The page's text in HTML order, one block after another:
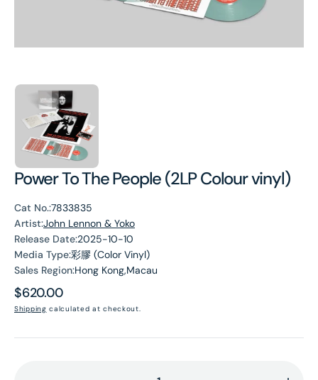
Power To The People (2LP Colour vinyl)
Cat No.:7833835
Artist:John Lennon & Yoko
Release Date:2025-10-10
Media Type:彩膠 (Color Vinyl)
Sales Region:Hong Kong,Macau
Regular
price
$620.00
Shipping calculated at checkout.